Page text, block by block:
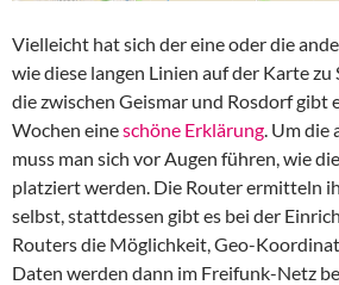
Vielleicht hat sich der eine oder die
wie diese langen Linien auf der Karte zu
die zwischen Geismar und Rosdorf gibt
Wochen eineschöne Erklärung. Um die
muss man sich vor Augen führen, wie
platziert werden. Die Router ermitteln
selbst, stattdessen gibt es bei der
Routers die Möglichkeit, Geo-
Daten werden dann im Freifunk-Netz